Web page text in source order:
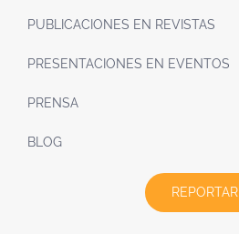
PUBLICACIONES EN REVISTAS
PRESENTACIONES EN EVENTOS
PRENSA
BLOG
REPORTAR